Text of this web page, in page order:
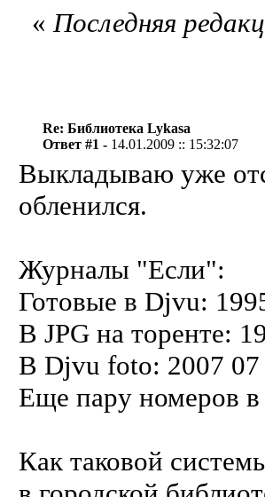
«Последняя
Re: Библиотека Lykasa
Ответ #1 - 14.01.2009 :: 15:32:07
Выкладываю уже
обленился.
Журналы "Если":
Готовые в Djvu:
В JPG на торенте:
В Djvu foto: 2007 07
Еще пару номеров в
Как таковой